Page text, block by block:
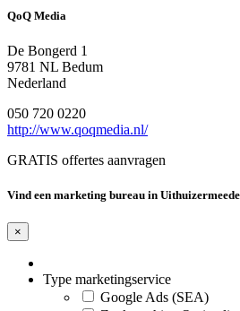
QoQ Media
De Bongerd 1
9781 NL Bedum
Nederland
050 720 0220
http://www.qoqmedia.nl/
GRATIS offertes aanvragen
Vind een marketing bureau in
×
Type marketingservice
Google Ads (SEA)